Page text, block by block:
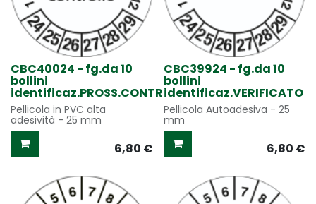
CBC40024 - fg.da 10
bollini
identificaz.PROSS.CONTR
Pellicola in PVC alta
adesività - 25 mm
6,80 €
CBC39924 - fg.da 10
bollini
identificaz.VERIFICATO
Pellicola Autoadesiva - 25
mm
6,80 €